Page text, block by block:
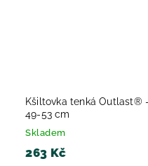
Kšiltovka tenká Outlast®
49-53 cm
Skladem
263 Kč